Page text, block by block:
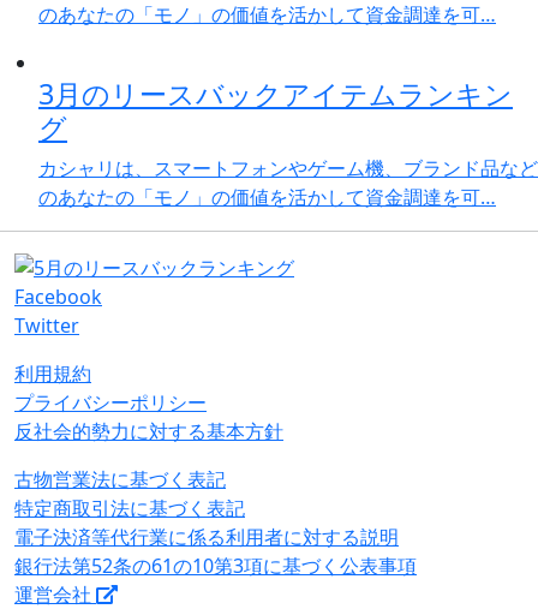
のあなたの「モノ」の価値を活かして資金調達を可…
3月のリースバックアイテムランキン
グ
カシャリは、スマートフォンやゲーム機、ブランド品など
のあなたの「モノ」の価値を活かして資金調達を可…
Facebook
Twitter
利用規約
プライバシーポリシー
反社会的勢力に対する基本方針
古物営業法に基づく表記
特定商取引法に基づく表記
電子決済等代行業に係る利用者に対する説明
銀行法第52条の61の10第3項に基づく公表事項
運営会社